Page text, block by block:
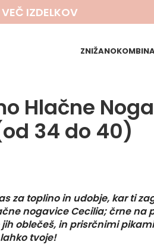
IZDELKOV
ZNIŽANO
Hlačne
34 do 40)
za toplino in udobje, kar ti
nogavice Cecilia; črne na
oblečeš, in prisrčnimi
lahko tvoje!